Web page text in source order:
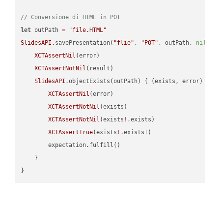
// Conversione di HTML in POT
let outPath =
"file.HTML"
SlidesAPI .savePresentation( "flie" , "POT" , outPath, nil
XCTAssertNil (error)
XCTAssertNotNil (result)
SlidesAPI .objectExists(outPath) { (exists, error) ->
XCTAssertNil (error)
XCTAssertNotNil (exists)
XCTAssertNotNil (exists ! .exists)
XCTAssertTrue(exists ! .exists ! )
        expectation.fulfill()
    }